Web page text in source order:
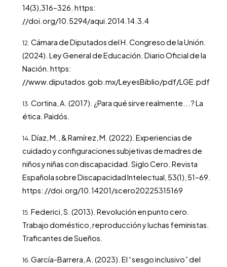
14(3),316–326. https:
//doi.org/10.5294/aqui.2014.14.3.4
Cámara de Diputados del H. Congreso de la Unión.
(2024). Ley General de Educación. Diario Oficial de la
Nación. https:
//www.diputados.gob.mx/LeyesBiblio/pdf/LGE.pdf
Cortina, A. (2017). ¿Para qué sirve realmente...? La
ética. Paidós.
Díaz, M., & Ramírez, M. (2022). Experiencias de
cuidado y configuraciones subjetivas de madres de
niños y niñas con discapacidad. Siglo Cero. Revista
Española sobre Discapacidad Intelectual, 53(1), 51–69.
https: //doi.org/10.14201/scero20225315169
Federici, S. (2013). Revolución en punto cero.
Trabajo doméstico, reproducción y luchas feministas.
Traficantes de Sueños.
García-Barrera, A. (2023). El “sesgo inclusivo” del